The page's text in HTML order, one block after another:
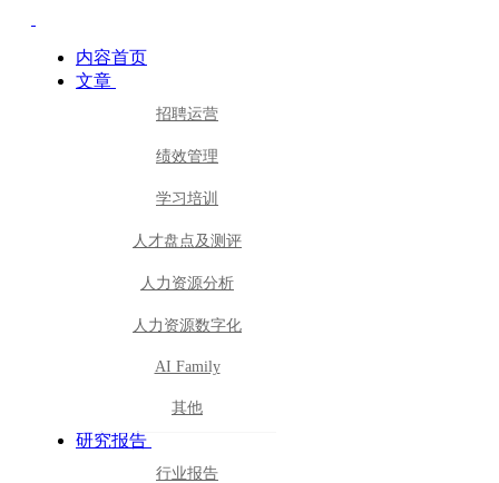
内容首页
文章
招聘运营
绩效管理
学习培训
人才盘点及测评
人力资源分析
人力资源数字化
AI Family
其他
研究报告
行业报告